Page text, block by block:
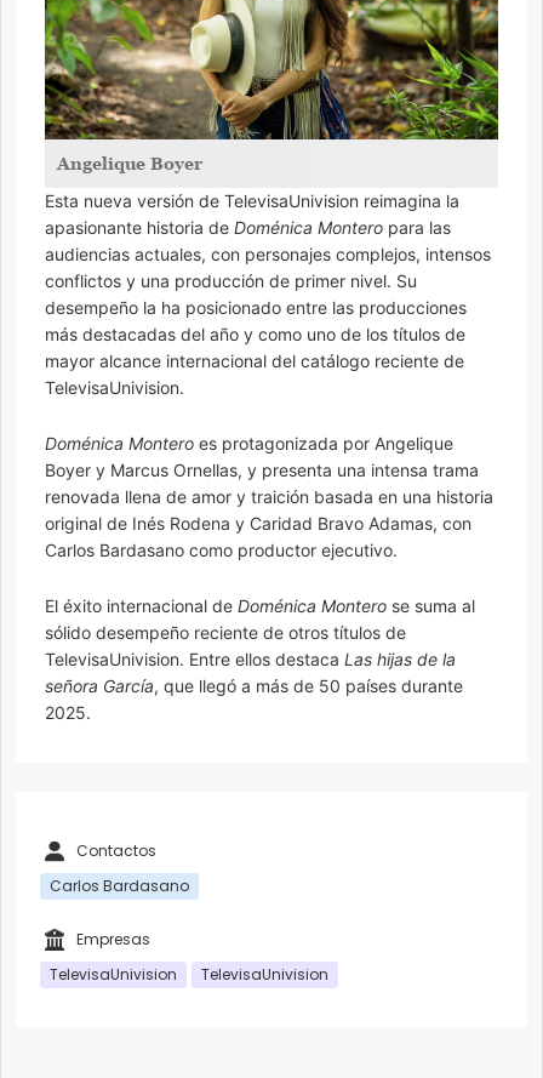
Angelique Boyer
Esta nueva versión de TelevisaUnivision reimagina la
apasionante historia de Doménica Montero para las
audiencias actuales, con personajes complejos, intensos
conflictos y una producción de primer nivel. Su
desempeño la ha posicionado entre las producciones
más destacadas del año y como uno de los títulos de
mayor alcance internacional del catálogo reciente de
TelevisaUnivision.
Doménica Montero es protagonizada por Angelique
Boyer y Marcus Ornellas, y presenta una intensa trama
renovada llena de amor y traición basada en una historia
original de Inés Rodena y Caridad Bravo Adamas, con
Carlos Bardasano como productor ejecutivo.
El éxito internacional de Doménica Montero se suma al
sólido desempeño reciente de otros títulos de
TelevisaUnivision. Entre ellos destaca Las hijas de la
señora García, que llegó a más de 50 países durante
2025.
Contactos
Carlos Bardasano
Empresas
TelevisaUnivision
TelevisaUnivision